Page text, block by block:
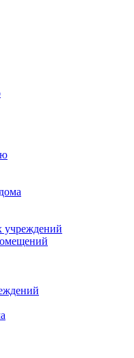
учреждений